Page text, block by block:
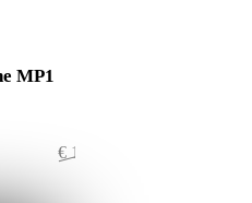
MP1
€ 162,75